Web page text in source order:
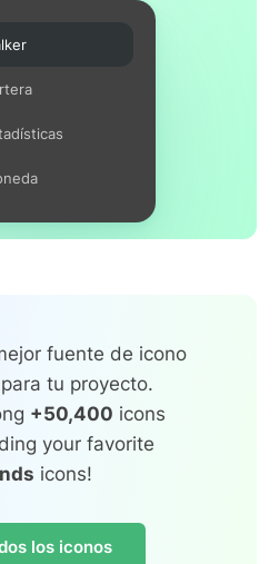
fuente de icono
tu proyecto.
+50,400 icons
your favorite
icons!
los iconos